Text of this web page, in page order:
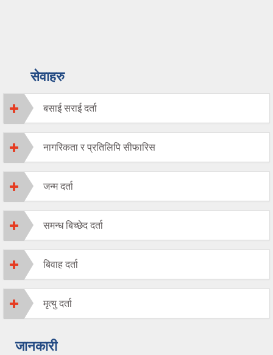
सेवाहरु
बसाई सराई दर्ता
नागरिकता र प्रतिलिपि सीफारिस
जन्म दर्ता
समन्ध बिच्छेद दर्ता
बिवाह दर्ता
मृत्यु दर्ता
जानकारी